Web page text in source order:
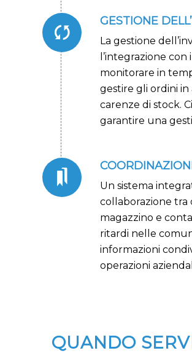
GESTIONE
La gestione
l’integrazione
monitorare in
gestire gli ordini in
carenze di stock.
garantire una
Un sistema
collaborazione tra
magazzino e
ritardi nelle
informazioni
operazioni
QUANDO